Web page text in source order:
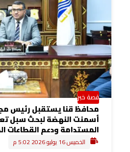
قصة خبر
محافظ قنا يستقبل رئيس
أسمنت النهضة لبحث سبل
المستدامة ودعم القطاعات
الخميس 16 يوليو 2026 5:02 م